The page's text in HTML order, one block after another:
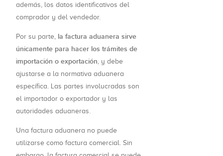
además, los datos identificativos del
comprador y del vendedor.
Por su parte, la factura aduanera sirve
únicamente para hacer los trámites de
importación o exportación , y debe
ajustarse a la normativa aduanera
específica. Las partes involucradas son
el importador o exportador y las
autoridades aduaneras.
Una factura aduanera no puede
utilizarse como factura comercial. Sin